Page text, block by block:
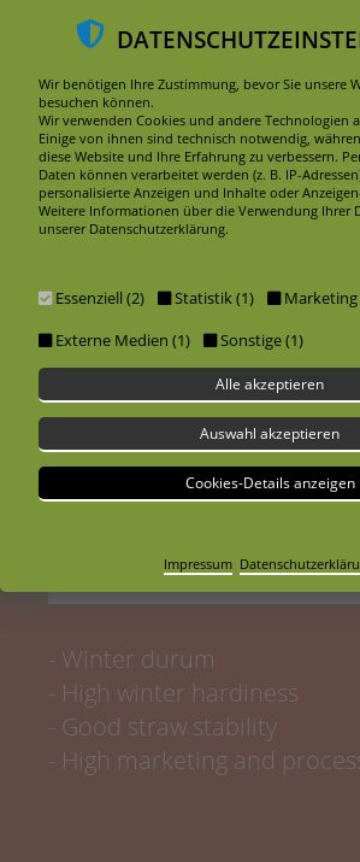
DE EN
WINTERGOLD
THE PERFECT
WINTERHARDINESS!
- Winter durum
- High winter hardiness
- Good straw stability
- High marketing and
Wir benötigen Ihre Zustimmung, bevor Sie unsere
besuchen können.
Wir verwenden Cookies und andere Technologien
Einige von ihnen sind technisch notwendig,
diese Website und Ihre Erfahrung zu verbessern.
Daten können verarbeitet werden (z. B. IP-
personalisierte Anzeigen und Inhalte oder
Weitere Informationen über die Verwendung Ihrer
unserer Datenschutzerklärung.
Essenziell (2) Statistik (1)
Marketing
Externe Medien (1)
Sonstige (1)
Alle akzeptieren
Auswahl akzeptieren
Cookies-Details anzeigen
Impressum|